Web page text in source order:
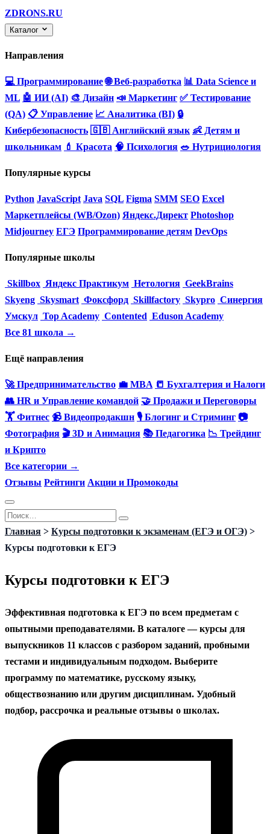
ZDRONS.RU
Каталог
Направления
💻 Программирование 🌐 Веб-разработка 📊 Data Science и
ML 🤖 ИИ (AI) 🎨 Дизайн 📣 Маркетинг ✅ Тестирование
(QA) 📋 Управление 📈 Аналитика (BI) 🔒
Кибербезопасность 🇬🇧 Английский язык 👶 Детям и
школьникам 💄 Красота 🧠 Психология 🥗 Нутрициология
Популярные курсы
Python JavaScript Java SQL Figma SMM SEO Excel
Маркетплейсы (WB/Ozon) Яндекс.Директ Photoshop
Midjourney ЕГЭ Программирование детям DevOps
Популярные школы
Skillbox Яндекс Практикум Нетология GeekBrains
Skyeng Skysmart Фоксфорд Skillfactory Skypro Синергия
Умскул Top Academy Contented Eduson Academy
Все 81 школа →
Ещё направления
🚀 Предпринимательство 💼 MBA 📒 Бухгалтерия и Налоги
👥 HR и Управление командой 🤝 Продажи и Переговоры
🏋️ Фитнес 📹 Видеопродакшн 🎙 Блогинг и Стриминг 📷
Фотография 🎬 3D и Анимация 📚 Педагогика 📉 Трейдинг
и Крипто
Все категории →
Отзывы Рейтинги Акции и Промокоды
Перейти
к
содержанию
Search
for:
Главная > Курсы подготовки к экзаменам (ЕГЭ и ОГЭ) >
Курсы подготовки к ЕГЭ
Курсы подготовки к ЕГЭ
Эффективная подготовка к ЕГЭ по всем предметам с
опытными преподавателями. В каталоге — курсы для
выпускников 11 классов с разбором заданий, пробными
тестами и индивидуальным подходом. Выберите
программу по математике, русскому языку,
обществознанию или другим дисциплинам. Удобный
подбор, рассрочка и реальные отзывы о школах.